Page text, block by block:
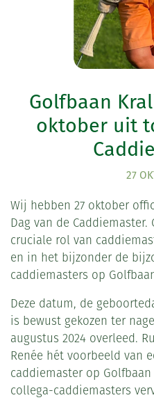
Golfbaan
oktober uit
27
Wij hebben 27 oktober
Dag van de
cruciale rol van
en in het bijzonder de
caddiemasters op
Deze datum, de
is bewust gekozen ter
augustus 2024 overleed.
Renée hét voorbeeld van
caddiemaster op
collega-caddiemasters